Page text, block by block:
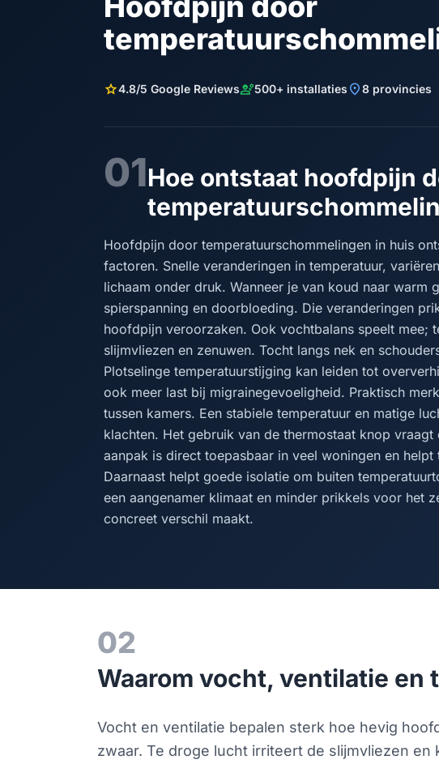
star4.8/5 Google Reviewsengineering500+ installaties location_on8 provincies
01Hoe ontstaat hoofdpijn
Hoofdpijn door temperatuurschommelingen in huis
factoren. Snelle veranderingen in temperatuur,
lichaam onder druk. Wanneer je van koud naar warm
spierspanning en doorbloeding. Die veranderingen
hoofdpijn veroorzaken. Ook vochtbalans speelt mee;
slijmvliezen en zenuwen. Tocht langs nek en
Plotselinge temperatuurstijging kan leiden tot
ook meer last bij migrainegevoeligheid. Praktisch
tussen kamers. Een stabiele temperatuur en matige
klachten. Het gebruik van de thermostaat knop
aanpak is direct toepasbaar in veel woningen en
Daarnaast helpt goede isolatie om buiten
een aangenamer klimaat en minder prikkels voor het
concreet verschil maakt.
02
Waarom vocht, ventilatie
Vocht en ventilatie bepalen sterk hoe hevig
zwaar. Te droge lucht irriteert de slijmvliezen